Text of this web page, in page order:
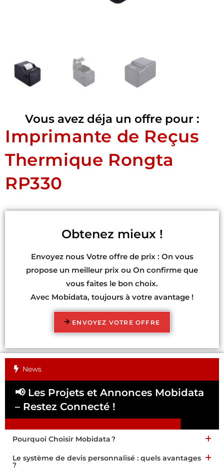
Vous avez déja un offre pour :
Imprimante de Reçus
Thermique Rongta
RP330
Obtenez mieux !
Envoyez nous Votre offre de prix : On vous
propose un meilleur prix ou On confirme que
vous faites le bon choix.
Avec Mobidata, toujours à votre avantage !
ENVOYEZ VOTRE OFFRE
News
📢 Les Projets et Annonces Mobidata
– Restez Connecté !
Pourquoi Choisir Mobidata ?
Le système de devis personnalisé : quels avantages
?